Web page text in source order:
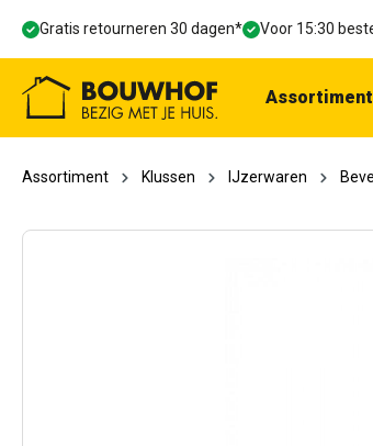
Ga naar de hoofdnavigatie
Gratis retourneren 30 dagen* Voor 15:30
Assortiment
Assortiment Klussen IJzerwaren